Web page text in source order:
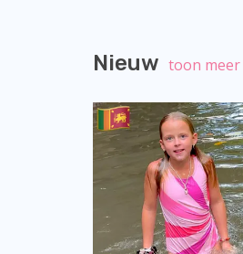
Nieuw toon meer